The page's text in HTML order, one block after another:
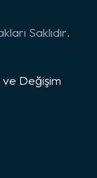
Saklıdır.
Değişim